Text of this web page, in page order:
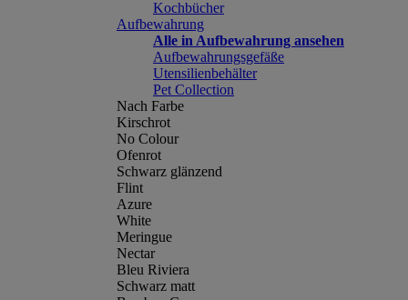
Kochbücher
Aufbewahrung
Alle in Aufbewahrung ansehen
Aufbewahrungsgefäße
Utensilienbehälter
Pet Collection
Nach Farbe
Kirschrot
No Colour
Ofenrot
Schwarz glänzend
Flint
Azure
White
Meringue
Nectar
Bleu Riviera
Schwarz matt